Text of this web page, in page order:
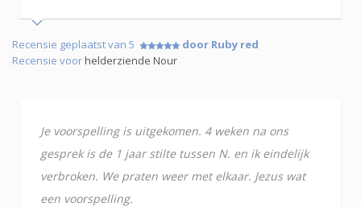
Recensie geplaatst van 5
door Ruby red
Recensie voorhelderziende Nour
Je voorspelling is uitgekomen. 4 weken na ons
gesprek is de 1 jaar stilte tussen N. en ik eindelijk
verbroken. We praten weer met elkaar. Jezus wat
een voorspelling.